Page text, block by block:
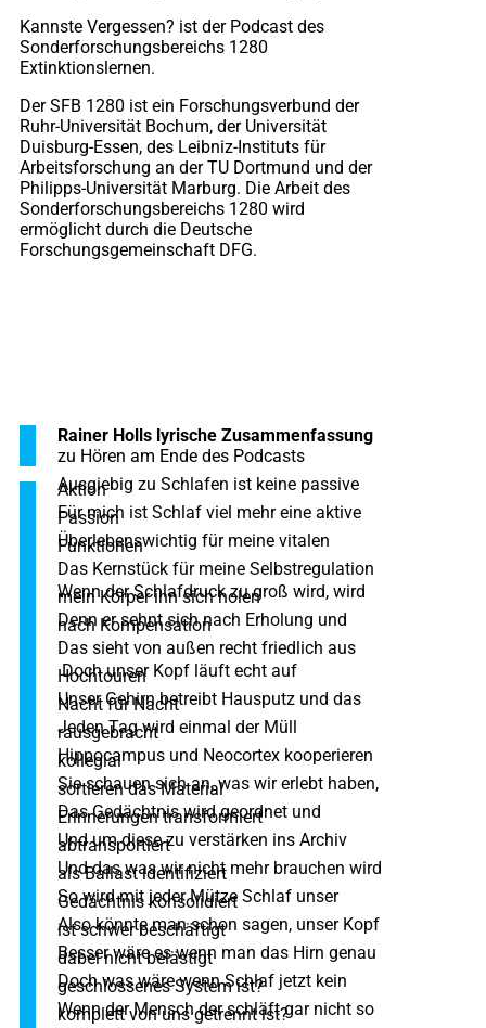
Kannste Vergessen? ist der Podcast des
Sonderforschungsbereichs 1280
Extinktionslernen.
Der SFB 1280 ist ein Forschungsverbund der
Ruhr-Universität Bochum, der Universität
Duisburg-Essen, des Leibniz-Instituts für
Arbeitsforschung an der TU Dortmund und der
Philipps-Universität Marburg. Die Arbeit des
Sonderforschungsbereichs 1280 wird
ermöglicht durch die Deutsche
Forschungsgemeinschaft DFG.
Rainer Holls lyrische Zusammenfassung
zu Hören am Ende des Podcasts
Ausgiebig zu Schlafen ist keine passive
Aktion
Für mich ist Schlaf viel mehr eine aktive
Passion
Überlebenswichtig für meine vitalen
Funktionen
Das Kernstück für meine Selbstregulation
Wenn der Schlafdruck zu groß wird, wird
mein Körper ihn sich holen
Denn er sehnt sich nach Erholung und
nach Kompensation
Das sieht von außen recht friedlich aus
Doch unser Kopf läuft echt auf
Hochtouren
Unser Gehirn betreibt Hausputz und das
Nacht für Nacht
Jeden Tag wird einmal der Müll
rausgebracht
Hippocampus und Neocortex kooperieren
kollegial
Sie schauen sich an, was wir erlebt haben,
sortieren das Material
Das Gedächtnis wird geordnet und
Erinnerungen transformiert
Und um diese zu verstärken ins Archiv
abtransportiert
Und das was wir nicht mehr brauchen wird
als Ballast identifiziert
So wird mit jeder Mütze Schlaf unser
Gedächtnis konsolidiert
Also könnte man schon sagen, unser Kopf
ist schwer beschäftigt
Besser wäre es wenn man das Hirn genau
dabei nicht belästigt
Doch was wäre wenn Schlaf jetzt kein
geschlossenes System ist?
Wenn der Mensch der schläft gar nicht so
komplett von uns getrennt ist?